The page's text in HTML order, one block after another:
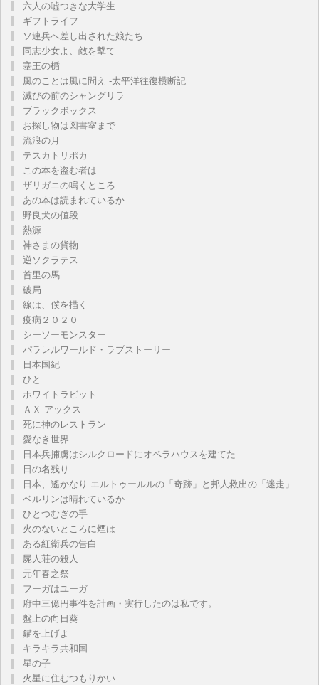
六人の嘘つきな大学生
ギフトライフ
ソ連兵へ差し出された娘たち
同志少女よ、敵を撃て
塞王の楯
風のことは風に問え -太平洋往復横断記
滅びの前のシャングリラ
ブラックボックス
お探し物は図書室まで
流浪の月
テスカトリポカ
この本を盗む者は
ザリガニの鳴くところ
あの本は読まれているか
野良犬の値段
熱源
神さまの貨物
逆ソクラテス
首里の馬
破局
線は、僕を描く
疫病２０２０
シーソーモンスター
パラレルワールド・ラブストーリー
日本国紀
ひと
ホワイトラビット
ＡＸ アックス
死に神のレストラン
愛なき世界
日本兵捕虜はシルクロードにオペラハウスを建てた
日の名残り
日本、遙かなり エルトゥールルの「奇跡」と邦人救出の「迷走」
ベルリンは晴れているか
ひとつむぎの手
火のないところに煙は
ある紅衛兵の告白
屍人荘の殺人
元年春之祭
フーガはユーガ
府中三億円事件を計画・実行したのは私です。
盤上の向日葵
錨を上げよ
キラキラ共和国
星の子
火星に住むつもりかい